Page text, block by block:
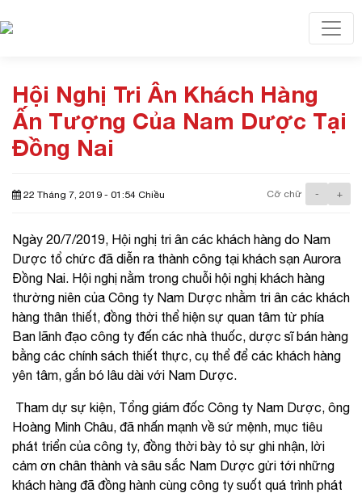
Hội Nghị Tri Ân Khách Hàng
Ấn Tượng Của Nam Dược Tại
Đồng Nai
22 Tháng 7, 2019 - 01:54 Chiều Cỡ chữ - +
Ngày 20/7/2019, Hội nghị tri ân các khách hàng do Nam
Dược tổ chức đã diễn ra thành công tại khách sạn Aurora
Đồng Nai. Hội nghị nằm trong chuỗi hội nghị khách hàng
thường niên của Công ty Nam Dược nhằm tri ân các khách
hàng thân thiết, đồng thời thể hiện sự quan tâm từ phía
Ban lãnh đạo công ty đến các nhà thuốc, dược sĩ bán hàng
bằng các chính sách thiết thực, cụ thể để các khách hàng
yên tâm, gắn bó lâu dài với Nam Dược.
Tham dự sự kiện, Tổng giám đốc Công ty Nam Dược, ông
Hoàng Minh Châu, đã nhấn mạnh về sứ mệnh, mục tiêu
phát triển của công ty, đồng thời bày tỏ sự ghi nhận, lời
cảm ơn chân thành và sâu sắc Nam Dược gửi tới những
khách hàng đã đồng hành cùng công ty suốt quá trình phát